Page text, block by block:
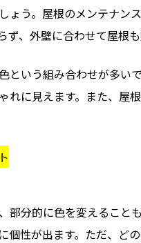
ょう。屋根のメンテナ
、外壁に合わせて屋根
という組み合わせが多
れに見えます。また、
部分的に色を変えること
個性が出ます。ただ、ど